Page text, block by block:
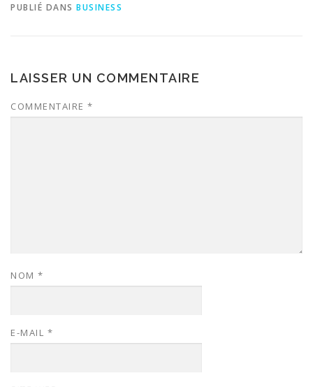
PUBLIÉ DANS BUSINESS
LAISSER UN COMMENTAIRE
COMMENTAIRE *
NOM *
E-MAIL *